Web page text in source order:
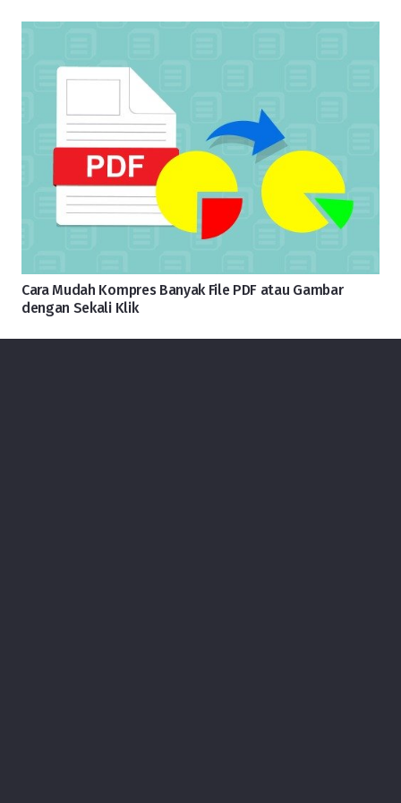
Cara Mudah Kompres Banyak File PDF atau Gambar
dengan Sekali Klik